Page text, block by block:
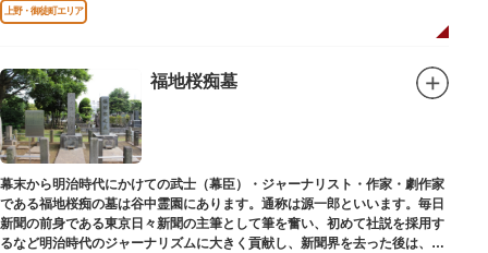
上野・御徒町エリア
福地桜痴墓
幕末から明治時代にかけての武士（幕臣）・ジャーナリスト・作家・劇作家
である福地桜痴の墓は谷中霊園にあります。通称は源一郎といいます。毎日
新聞の前身である東京日々新聞の主筆として筆を奮い、初めて社説を採用す
るなど明治時代のジャーナリズムに大きく貢献し、新聞界を去った後は、文